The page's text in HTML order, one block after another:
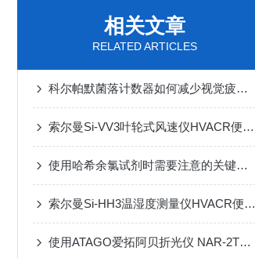
相关文章
RELATED ARTICLES
科尔帕默菌落计数器如何减少视觉疲劳与漏计？
索尔曼Si-VV3叶轮式风速仪HVACR便携式测量仪
使用哈希余氯试剂时需要注意的关键要点
索尔曼Si-HH3温湿度测量仪HVACR便携式测量仪
使用ATAGO爱拓阿贝折光仪 NAR-2T测量光学聚酯薄膜折射率